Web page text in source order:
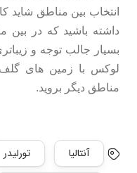
انتخاب بین مناطق شاید
داشته باشید که در
بسیار جالب توجه و
لوکس با زمین های
مناطق دیگر بروید.
آنتالیا تورلیدر